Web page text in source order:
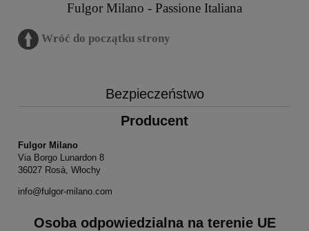
Fulgor Milano - Passione Italiana
Wróć do początku strony
Bezpieczeństwo
Producent
Fulgor Milano
Via Borgo Lunardon 8
36027 Rosà, Włochy
info@fulgor-milano.com
Osoba odpowiedzialna na terenie UE